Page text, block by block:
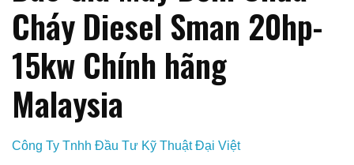
Cháy Diesel Sman 20hp-
15kw Chính hãng
Malaysia
Công Ty Tnhh Đầu Tư Kỹ Thuật Đại Việt